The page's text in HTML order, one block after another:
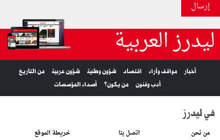
إرسال
ليدرز العربية
أخبار مواقف وآراء اقتصاد شؤون وطنية شؤون عربية
من التاريخ
أدب وفنون
من يكون؟ أصداء المؤسسات
في ليدرز
من نحن اتصل بنا خريطة الموقع